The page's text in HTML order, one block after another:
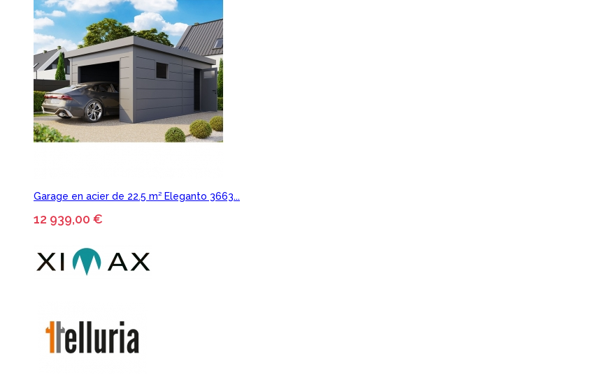
Garage en acier de 22.5 m² Eleganto 3663...
12 939,00 €